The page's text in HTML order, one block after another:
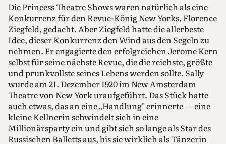
Die Princess Theatre Shows waren natürlich als eine
Konkurrenz für den Revue-König New Yorks, Florence
Ziegfeld, gedacht. Aber Ziegfeld hatte die allerbeste
Idee, dieser Konkurrenz den Wind aus den Segeln zu
nehmen. Er engagierte den erfolgreichen Jerome Kern
selbst für seine nächste Revue, die die reichste, größte
und prunkvollste seines Lebens werden sollte. Sally
wurde am 21. Dezember 1920 im New Amsterdam
Theatre von New York uraufgeführt. Das Stück hatte
auch etwas, das an eine „Handlung" erinnerte — eine
kleine Kellnerin schwindelt sich in eine
Millionärsparty ein und gibt sich so lange als Star des
Russischen Balletts aus, bis sie wirklich als Tänzerin